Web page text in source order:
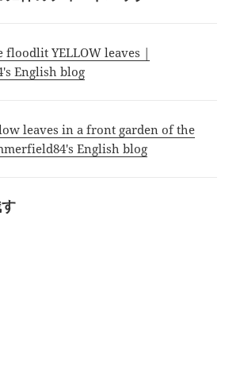
floodlit YELLOW leaves |
English blog
leaves in a front garden of the
English blog